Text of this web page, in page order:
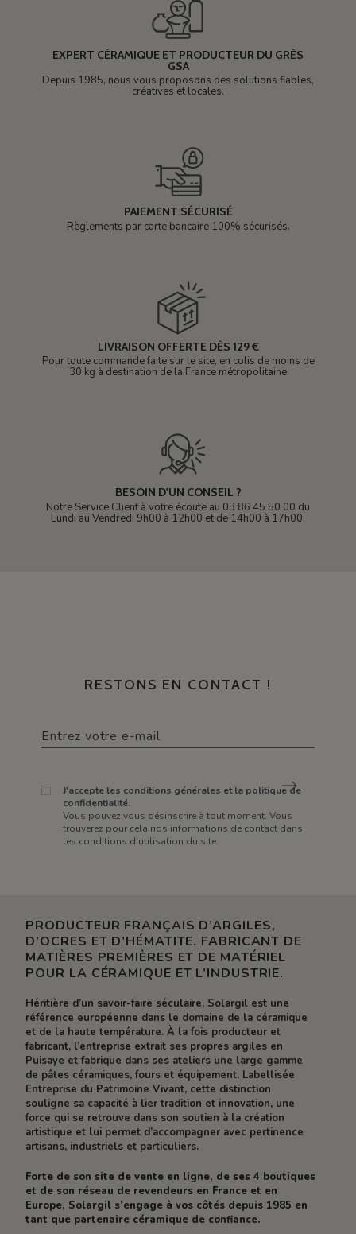
EXPERT CÉRAMIQUE ET PRODUCTEUR DU GRÈS
GSA
Depuis 1985, nous vous proposons des solutions fiables,
créatives et locales.
PAIEMENT SÉCURISÉ
Règlements par carte bancaire 100% sécurisés.
LIVRAISON OFFERTE DÈS 129 €
Pour toute commande faite sur le site, en colis de moins de
30 kg à destination de la France métropolitaine
BESOIN D'UN CONSEIL ?
Notre Service Client à votre écoute au 03 86 45 50 00 du
Lundi au Vendredi 9h00 à 12h00 et de 14h00 à 17h00.
RESTONS EN CONTACT !
J'accepte les conditions générales et la politique de
confidentialité.
Vous pouvez vous désinscrire à tout moment. Vous
trouverez pour cela nos informations de contact dans
les conditions d'utilisation du site.
PRODUCTEUR FRANÇAIS D’ARGILES,
D’OCRES ET D’HÉMATITE. FABRICANT DE
MATIÈRES PREMIÈRES ET DE MATÉRIEL
POUR LA CÉRAMIQUE ET L’INDUSTRIE.
Héritière d’un savoir-faire séculaire, Solargil est une
référence européenne dans le domaine de la céramique
et de la haute température. À la fois producteur et
fabricant, l’entreprise extrait ses propres argiles en
Puisaye et fabrique dans ses ateliers une large gamme
de pâtes céramiques, fours et équipement. Labellisée
Entreprise du Patrimoine Vivant, cette distinction
souligne sa capacité à lier tradition et innovation, une
force qui se retrouve dans son soutien à la création
artistique et lui permet d’accompagner avec pertinence
artisans, industriels et particuliers.
Forte de son site de vente en ligne, de ses 4 boutiques
et de son réseau de revendeurs en France et en
Europe, Solargil s’engage à vos côtés depuis 1985 en
tant que partenaire céramique de confiance.